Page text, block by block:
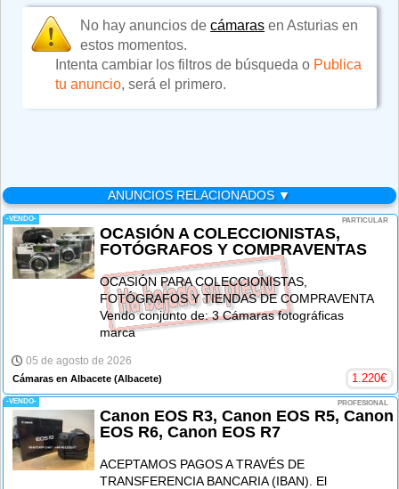
No hay anuncios decámaras en Asturias en
estos momentos.
Intenta cambiar los filtros de búsqueda o Publica
tu anuncio, será el primero.
ANUNCIOS RELACIONADOS ▼
-VENDO- PARTICULAR
OCASIÓN A COLECCIONISTAS,
FOTÓGRAFOS Y COMPRAVENTAS
OCASIÓN PARA COLECCIONISTAS,
FOTÓGRAFOS Y TIENDAS DE COMPRAVENTA
Vendo conjunto de: 3 Cámaras fotográficas
marca
05 de agosto de 2026
Cámaras en Albacete (Albacete) 1.220€
-VENDO- PROFESIONAL
Canon EOS R3, Canon EOS R5, Canon
EOS R6, Canon EOS R7
ACEPTAMOS PAGOS A TRAVÉS DE
TRANSFERENCIA BANCARIA (IBAN). El